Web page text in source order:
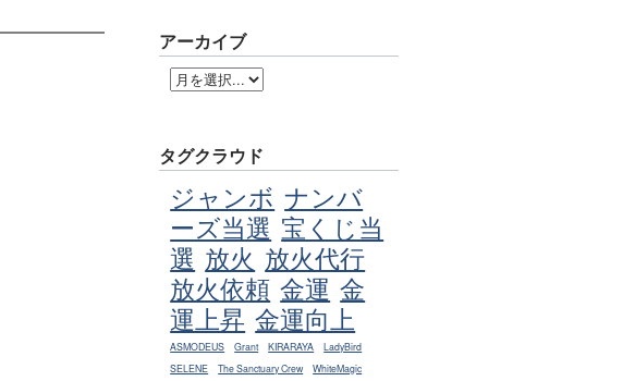
アーカイブ
タグクラウド
ジャンボ ナンバ
ーズ当選 宝くじ当
選 放火 放火代行
放火依頼 金運 金
運上昇 金運向上
ASMODEUS Grant KIRARAYA
LadyBird
SELENE
The Sanctuary Crew
WhiteMagic